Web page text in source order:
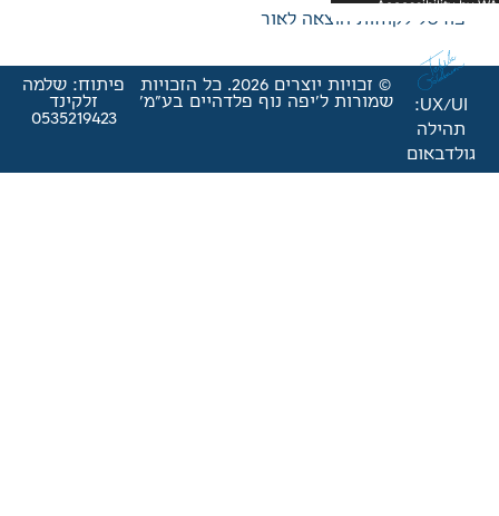
לאור
© זכויות יוצרים 2026. כל הזכויות
נוף פלדהיים בע"מ'
פיתוח: שלמה
זלקינד